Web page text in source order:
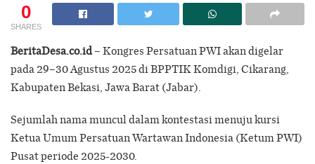
0
SHARES
BeritaDesa.co.id– Kongres Persatuan PWI akan digelar
pada 29–30 Agustus 2025 di BPPTIK Komdigi, Cikarang,
Kabupaten Bekasi, Jawa Barat (Jabar).
Sejumlah nama muncul dalam kontestasi menuju kursi
Ketua Umum Persatuan Wartawan Indonesia (Ketum PWI)
Pusat periode 2025-2030.